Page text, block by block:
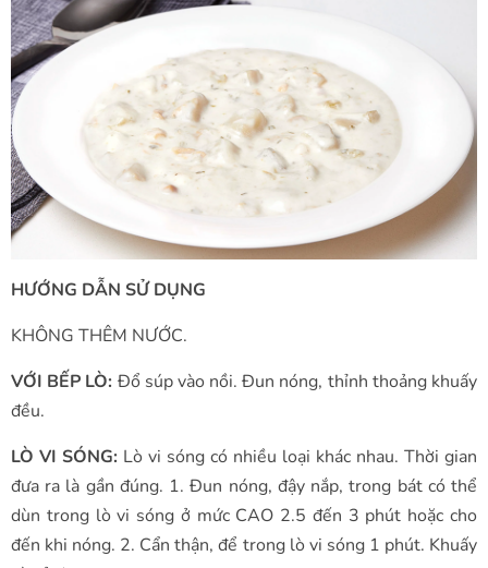
HƯỚNG DẪN SỬ DỤNG
KHÔNG THÊM NƯỚC.
VỚI BẾP LÒ: Đổ súp vào nồi. Đun nóng, thỉnh thoảng khuấy
đều.
LÒ VI SÓNG: Lò vi sóng có nhiều loại khác nhau. Thời gian
đưa ra là gần đúng. 1. Đun nóng, đậy nắp, trong bát có thể
dùn trong lò vi sóng ở mức CAO 2.5 đến 3 phút hoặc cho
đến khi nóng. 2. Cẩn thận, để trong lò vi sóng 1 phút. Khuấy